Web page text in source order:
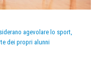
agevolare lo sport,
dei propri alunni